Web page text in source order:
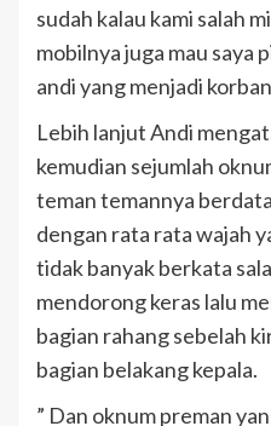
sudah kalau kami salah
mobilnya juga mau saya
andi yang menjadi
Lebih lanjut Andi
kemudian sejumlah
teman temannya
dengan rata rata wajah
tidak banyak berkata
mendorong keras lalu
bagian rahang sebelah
bagian belakang kepala.
” Dan oknum preman